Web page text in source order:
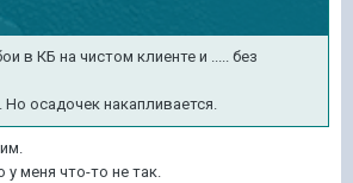
в КБ на чистом клиенте и ..... без
осадочек накапливается.
у меня что-то не так.